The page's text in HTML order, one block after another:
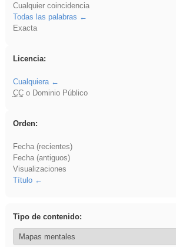
Cualquier coincidencia
Todas las palabras
Exacta
Licencia:
Cualquiera
CCo Dominio Público
Orden:
Fecha (recientes)
Fecha (antiguos)
Visualizaciones
Título
Tipo de contenido: